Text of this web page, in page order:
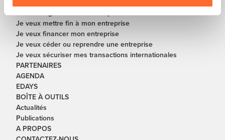
Je veux digitaliser mon entreprise
Je veux mettre fin à mon entreprise
Je veux financer mon entreprise
Je veux céder ou reprendre une entreprise
Je veux sécuriser mes transactions internationales
PARTENAIRES
AGENDA
EDAYS
BOÎTE À OUTILS
Actualités
Publications
A PROPOS